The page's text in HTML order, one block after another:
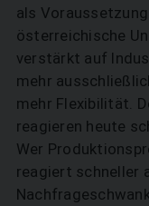
als
österreichische
verstärkt auf
mehr
mehr Flexibilität.
reagieren heute
Wer
reagiert schneller